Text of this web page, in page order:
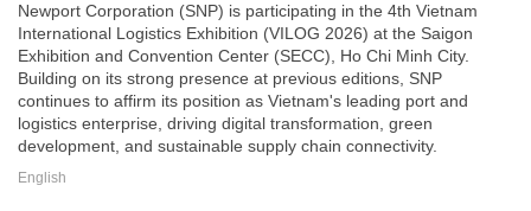
Newport Corporation (SNP) is participating in the 4th Vietnam
International Logistics Exhibition (VILOG 2026) at the Saigon
Exhibition and Convention Center (SECC), Ho Chi Minh City.
Building on its strong presence at previous editions, SNP
continues to affirm its position as Vietnam's leading port and
logistics enterprise, driving digital transformation, green
development, and sustainable supply chain connectivity.
English